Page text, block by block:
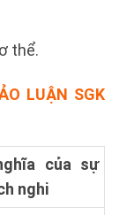
thể.
LUẬN SGK
của sự
nghi